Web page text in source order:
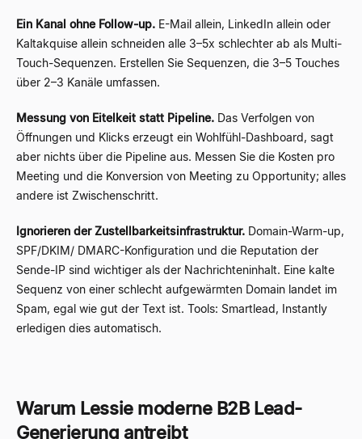
Ein Kanal ohne Follow-up. E-Mail allein, LinkedIn allein oder
Kaltakquise allein schneiden alle 3–5x schlechter ab als Multi-
Touch-Sequenzen. Erstellen Sie Sequenzen, die 3–5 Touches
über 2–3 Kanäle umfassen.
Messung von Eitelkeit statt Pipeline. Das Verfolgen von
Öffnungen und Klicks erzeugt ein Wohlfühl-Dashboard, sagt
aber nichts über die Pipeline aus. Messen Sie die Kosten pro
Meeting und die Konversion von Meeting zu Opportunity; alles
andere ist Zwischenschritt.
Ignorieren der Zustellbarkeitsinfrastruktur. Domain-Warm-up,
SPF/DKIM/ DMARC-Konfiguration und die Reputation der
Sende-IP sind wichtiger als der Nachrichteninhalt. Eine kalte
Sequenz von einer schlecht aufgewärmten Domain landet im
Spam, egal wie gut der Text ist. Tools: Smartlead, Instantly
erledigen dies automatisch.
Warum Lessie moderne B2B Lead-
Generierung antreibt